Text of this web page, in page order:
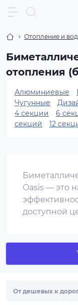
Отопление и
отопления
Алюминиевые
Чугунные
4 секции
6
секций
12
Oasis — это
доступной